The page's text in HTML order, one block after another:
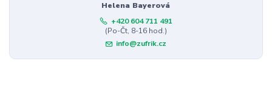
Helena Bayerová
+420 604 711 491
(Po-Čt, 8-16 hod.)
info@zufrik.cz